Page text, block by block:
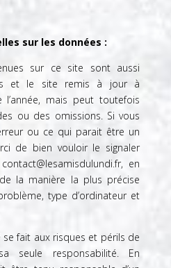
sur les données :
sur ce site sont aussi
et le site remis à jour à
mais peut toutefois
ou des omissions. Si vous
ou ce qui parait être un
de bien vouloir le signaler
en
la manière la plus précise
type d’ordinateur et
fait aux risques et périls de
seule responsabilité. En